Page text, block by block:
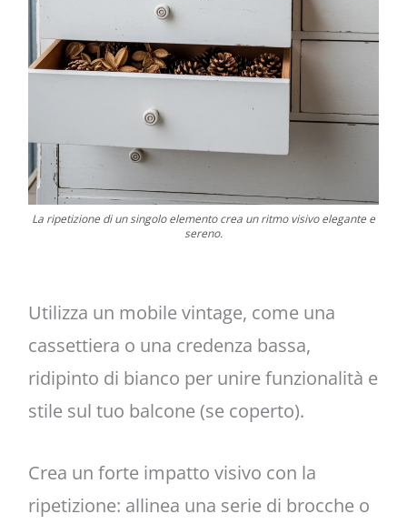
La ripetizione di un singolo elemento crea un ritmo visivo elegante e
sereno.
Utilizza un mobile vintage, come una
cassettiera o una credenza bassa,
ridipinto di bianco per unire funzionalità e
stile sul tuo balcone (se coperto).
Crea un forte impatto visivo con la
ripetizione: allinea una serie di brocche o